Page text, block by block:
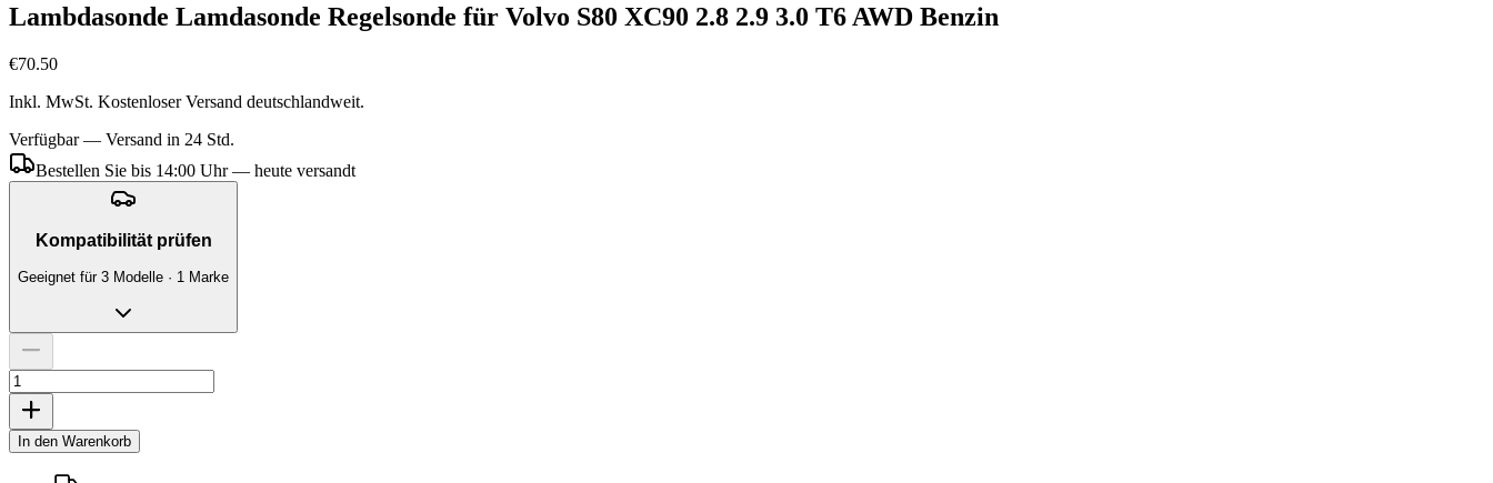
Lambdasonde Lamdasonde Regelsonde für Volvo S80 XC90 2.8 2.9 3.0 T6 AWD Benzin
€70.50
Inkl. MwSt. Kostenloser Versand deutschlandweit.
Verfügbar — Versand in 24 Std.
Bestellen Sie bis 14:00 Uhr — heute versandt
Kompatibilität prüfen
Geeignet für 3 Modelle · 1 Marke
In den Warenkorb